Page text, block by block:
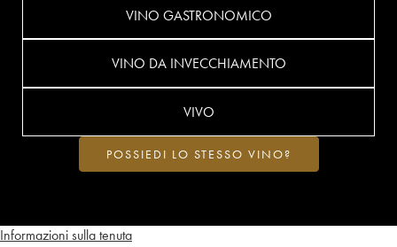
Informazioni sulla tenuta
VINO GASTRONOMICO
VINO DA INVECCHIAMENTO
VIVO
POSSIEDI LO STESSO VINO?